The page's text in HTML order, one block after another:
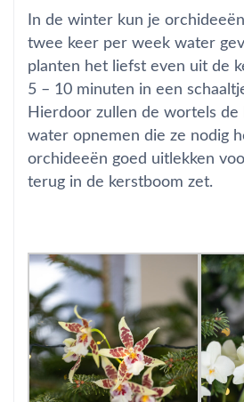
In de winter kun je
twee keer per week water
planten het liefst even uit de
5 – 10 minuten in een
Hierdoor zullen de wortels de
water opnemen die ze nodig
orchideeën goed uitlekken
terug in de kerstboom zet.